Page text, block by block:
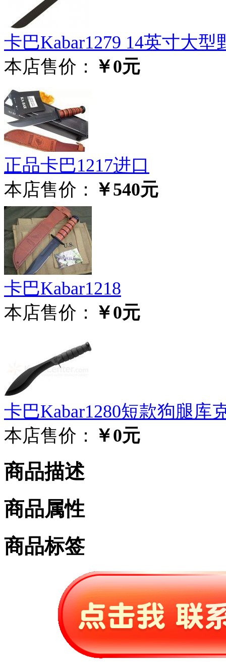
卡巴Kabar1279 14英寸大型
本店售价： ￥0元
正品卡巴1217进口
本店售价： ￥540元
卡巴Kabar1218
本店售价： ￥0元
卡巴Kabar1280短款狗腿库
本店售价： ￥0元
商品描述
商品属性
商品标签